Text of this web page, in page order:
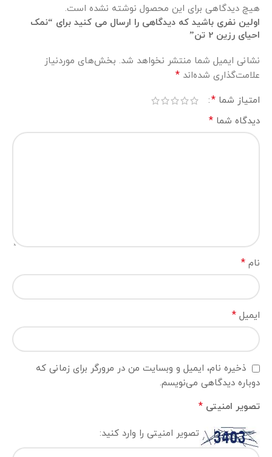
هیچ دیدگاهی برای این محصول نوشته نشده است.
اولین نفری باشید که دیدگاهی را ارسال می کنید برای “نمک
احیای رزین 2 تن”
نشانی ایمیل شما منتشر نخواهد شد. بخش‌های موردنیاز
علامت‌گذاری شده‌اند *
امتیاز شما *
دیدگاه شما *
نام *
ایمیل *
ذخیره نام، ایمیل و وبسایت من در مرورگر برای زمانی که
دوباره دیدگاهی می‌نویسم.
تصویر امنیتی *
تصویر امنیتی را وارد کنید: